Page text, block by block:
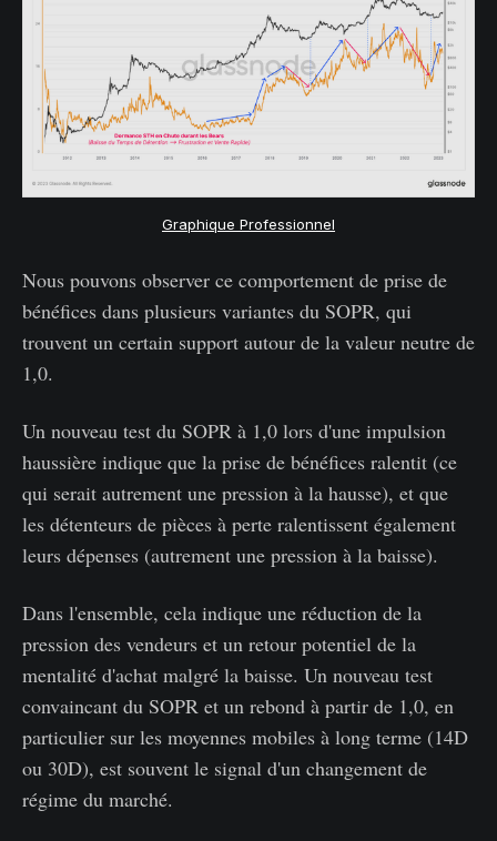
Graphique Professionnel
Nous pouvons observer ce comportement de prise de
bénéfices dans plusieurs variantes du SOPR, qui
trouvent un certain support autour de la valeur neutre de
1,0.
Un nouveau test du SOPR à 1,0 lors d'une impulsion
haussière indique que la prise de bénéfices ralentit (ce
qui serait autrement une pression à la hausse), et que
les détenteurs de pièces à perte ralentissent également
leurs dépenses (autrement une pression à la baisse).
Dans l'ensemble, cela indique une réduction de la
pression des vendeurs et un retour potentiel de la
mentalité d'achat malgré la baisse. Un nouveau test
convaincant du SOPR et un rebond à partir de 1,0, en
particulier sur les moyennes mobiles à long terme (14D
ou 30D), est souvent le signal d'un changement de
régime du marché.